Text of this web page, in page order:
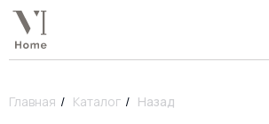
Главная / Каталог / Назад